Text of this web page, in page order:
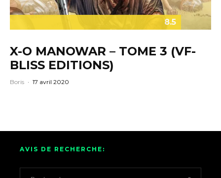
8.5
X-O MANOWAR – TOME 3 (VF-
BLISS EDITIONS)
Boris · 17 avril 2020
AVIS DE RECHERCHE: